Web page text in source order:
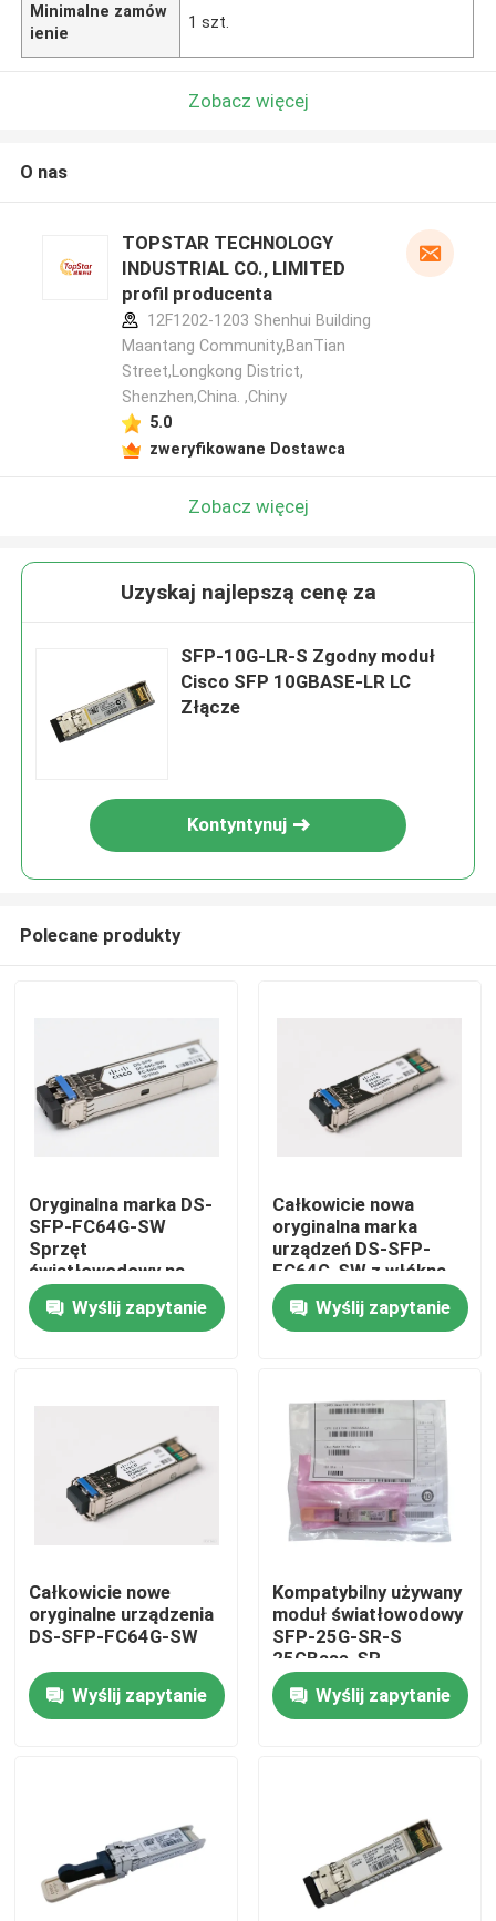
Dom
Wycieczka po fabryce
Skontaktuj się z nami
Aktualności
Moduł optyczny 400G/800G
Moduł 100G QSFP28
Minimalne zamów
ienie
1 szt.
Zobacz więcej
O nas
TOPSTAR TECHNOLOGY
INDUSTRIAL CO., LIMITED
profil producenta
12F1202-1203 Shenhui Building
Maantang Community,BanTian
Street,Longkong District,
Shenzhen,China. ,Chiny
5.0
zweryfikowane Dostawca
Zobacz więcej
Uzyskaj najlepszą cenę za
SFP-10G-LR-S Zgodny moduł
Cisco SFP 10GBASE-LR LC
Złącze
Kontyntynuj
Polecane produkty
Oryginalna marka DS-
SFP-FC64G-SW
Sprzęt
światłowodowy na
gorąco sprzedawany
do centrów danych AI
Wyślij zapytanie
Całkowicie nowa
oryginalna marka
urządzeń DS-SFP-
FC64G-SW z włókna
optycznego do
centrów danych AI
Wyślij zapytanie
Całkowicie nowe
oryginalne urządzenia
DS-SFP-FC64G-SW
Wyślij zapytanie
Kompatybilny używany
moduł światłowodowy
SFP-25G-SR-S
25GBase-SR
Transceiver SFP28
Wyślij zapytanie